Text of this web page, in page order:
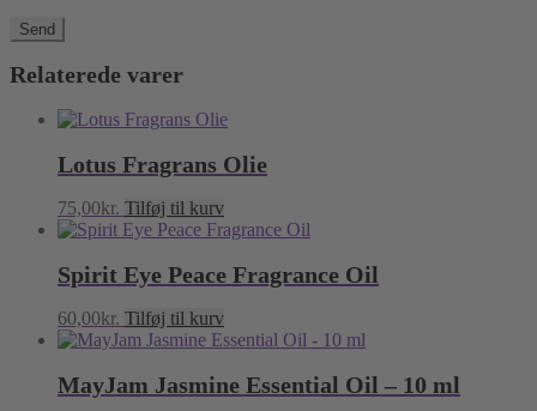
Relaterede varer
Lotus Fragrans Olie
75,00kr. Tilføj til kurv
Spirit Eye Peace Fragrance Oil
60,00kr. Tilføj til kurv
MayJam Jasmine Essential Oil – 10 ml